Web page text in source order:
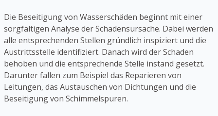
Die Beseitigung von Wasserschäden beginnt mit einer
sorgfältigen Analyse der Schadensursache. Dabei werden
alle entsprechenden Stellen gründlich inspiziert und die
Austrittsstelle identifiziert. Danach wird der Schaden
behoben und die entsprechende Stelle instand gesetzt.
Darunter fallen zum Beispiel das Reparieren von
Leitungen, das Austauschen von Dichtungen und die
Beseitigung von Schimmelspuren.